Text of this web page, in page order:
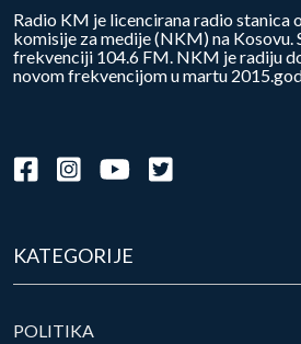
Radio KM je licencirana radio stanica
komisije za medije (NKM) na Kosovu.
frekvenciji 104.6 FM. NKM je radiju
novom frekvencijom u martu
KATEGORIJE
POLITIKA